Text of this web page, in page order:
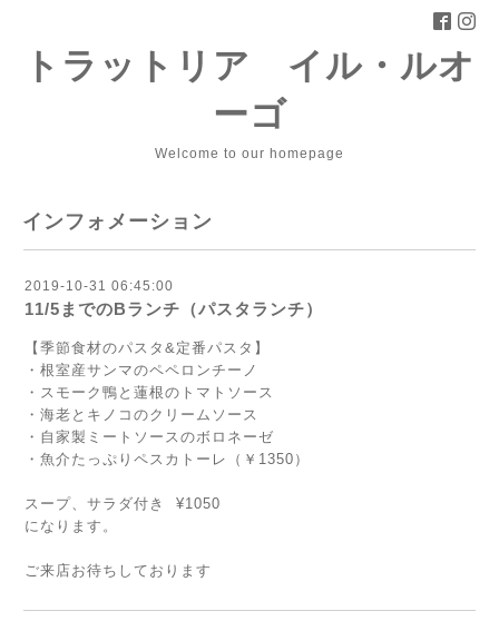
トラットリア イル・ルオ
ーゴ
Welcome to our homepage
インフォメーション
2019-10-31 06:45:00
11/5までのBランチ（パスタランチ）
【季節食材のパスタ&定番パスタ】
・根室産サンマのペペロンチーノ
・スモーク鴨と蓮根のトマトソース
・海老とキノコのクリームソース
・自家製ミートソースのボロネーゼ
・魚介たっぷりペスカトーレ（￥1350）
スープ、サラダ付き ¥1050
になります。
ご来店お待ちしております